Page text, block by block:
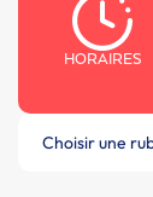
HORAIRES
Choisir une